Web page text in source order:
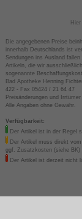
Die angegebenen Preise
innerhalb Deutschlands ist
Sendungen ins Ausland
Artikeln, die wir
sogenannte
Bad Apotheke Henning
422 - Fax 05424 / 21 64 47
Preisänderungen und
Alle Angaben ohne Gewähr.
Verfügbarkeit:
Der Artikel ist in der Regel
Der Artikel muss direkt vom
ggf. Zusatzkosten (siehe
Der Artikel ist derzeit nicht